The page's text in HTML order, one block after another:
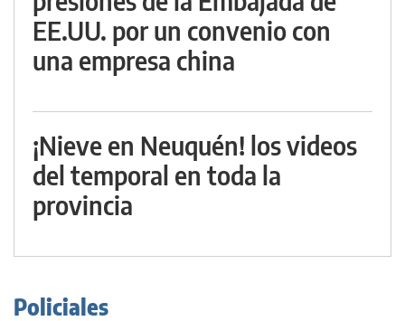
EE.UU. por un convenio con
una empresa china
¡Nieve en Neuquén! los videos
del temporal en toda la
provincia
Policiales